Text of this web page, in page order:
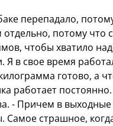
перепадало,
потому что
чтобы хватило
в свое время
готово, а
работает
- Причем в
Самое страшное,